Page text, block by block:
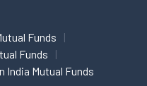
Funds
Funds
India Mutual Funds